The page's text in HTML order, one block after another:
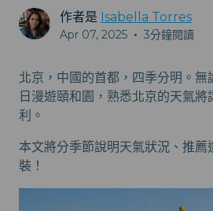
作者是 Isabella Torres
Apr 07, 2025 • 3分鐘閱讀
北京，中國的首都，四季分明。無
日漫遊頤和園，熟悉北京的天氣
利。
本文將分季節說明天氣狀況、推
裝！